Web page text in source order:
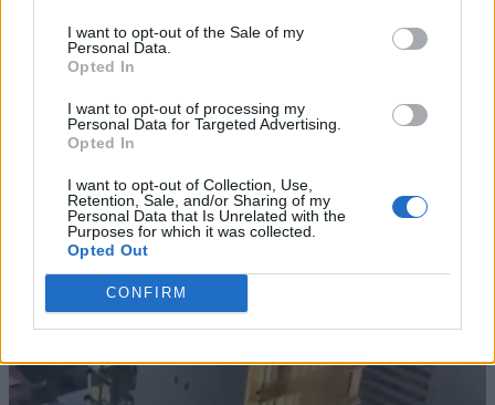
I want to opt-out of the Sale of my
Personal Data.
Opted In
I want to opt-out of processing my
Personal Data for Targeted Advertising.
Opted In
I want to opt-out of Collection, Use,
Retention, Sale, and/or Sharing of my
Personal Data that Is Unrelated with the
Purposes for which it was collected.
Opted Out
CONFIRM